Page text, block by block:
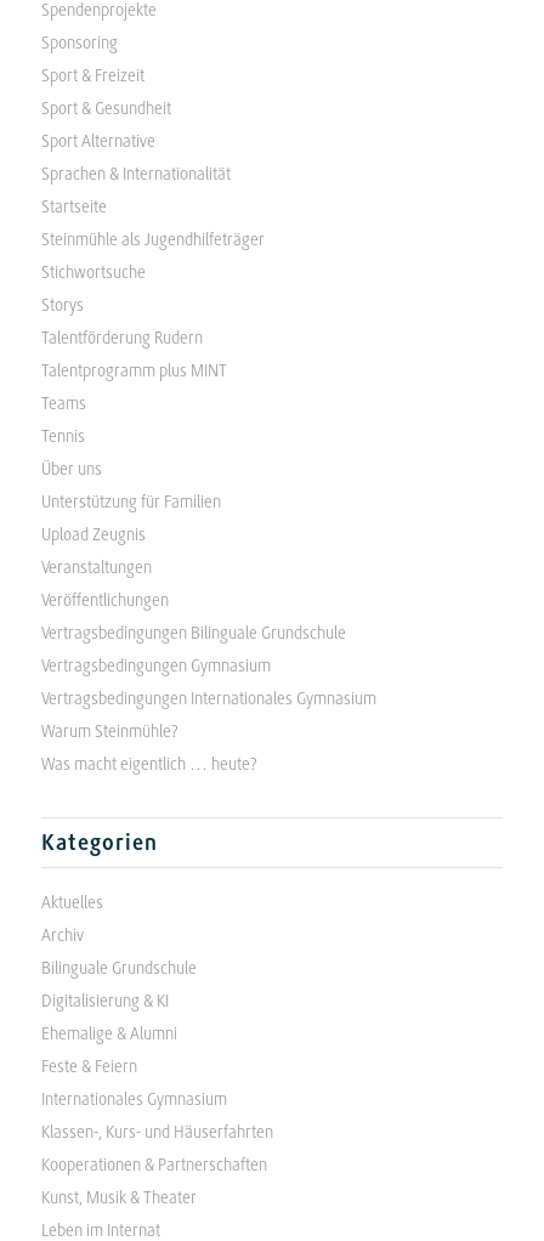
Spendenprojekte
Sponsoring
Sport & Freizeit
Sport & Gesundheit
Sport Alternative
Sprachen & Internationalität
Startseite
Steinmühle als Jugendhilfeträger
Stichwortsuche
Storys
Talentförderung Rudern
Talentprogramm plus MINT
Teams
Tennis
Über uns
Unterstützung für Familien
Upload Zeugnis
Veranstaltungen
Veröffentlichungen
Vertragsbedingungen Bilinguale Grundschule
Vertragsbedingungen Gymnasium
Vertragsbedingungen Internationales Gymnasium
Warum Steinmühle?
Was macht eigentlich … heute?
Kategorien
Aktuelles
Archiv
Bilinguale Grundschule
Digitalisierung & KI
Ehemalige & Alumni
Feste & Feiern
Internationales Gymnasium
Klassen-, Kurs- und Häuserfahrten
Kooperationen & Partnerschaften
Kunst, Musik & Theater
Leben im Internat